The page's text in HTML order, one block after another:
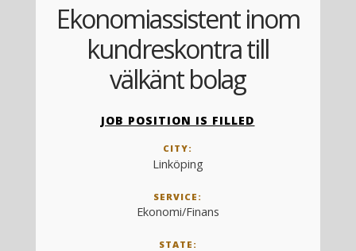
JOB POSITION IS FILLED
CITY:
Linköping
SERVICE:
Ekonomi/Finans
STATE:
Ekonomiassistent inom
kundreskontra till
välkänt bolag